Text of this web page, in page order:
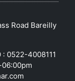
Road Bareilly
0522-4008111